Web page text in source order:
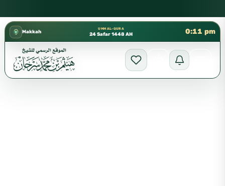
Makkah
UMM AL-QURA
24 Safar 1448 AH 0:11 pm